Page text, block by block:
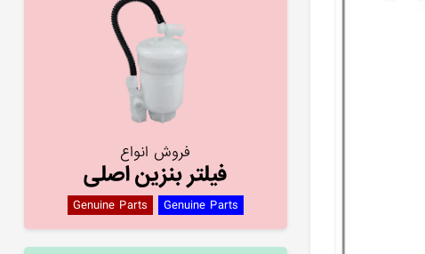
فروش انواع
فیلتر بنزین اصلی
Genuine Parts Genuine Parts